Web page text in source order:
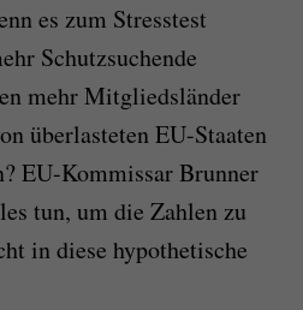
es zum Stresstest
Schutzsuchende
mehr Mitgliedsländer
überlasteten EU-Staaten
EU-Kommissar Brunner
tun, um die Zahlen zu
in diese hypothetische